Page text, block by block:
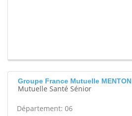
Groupe France Mutuelle MENTON
Mutuelle Santé Sénior
Département: 06